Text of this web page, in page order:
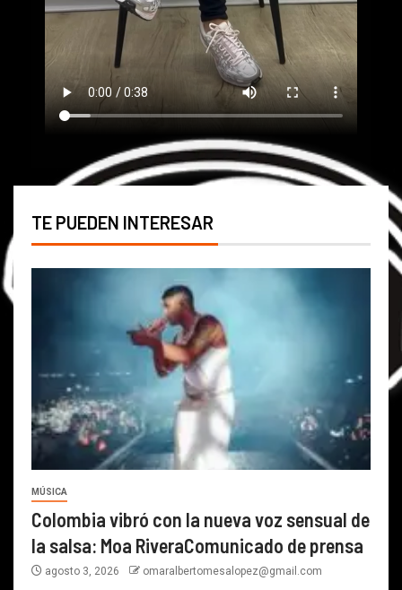
TE PUEDEN INTERESAR
MÚSICA
Colombia vibró con la nueva voz sensual de
la salsa: Moa RiveraComunicado de prensa
agosto 3, 2026 omaralbertomesalopez@gmail.com